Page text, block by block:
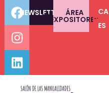
NEWSLETTER ÁREA
EXPOSITORES
CA
ES